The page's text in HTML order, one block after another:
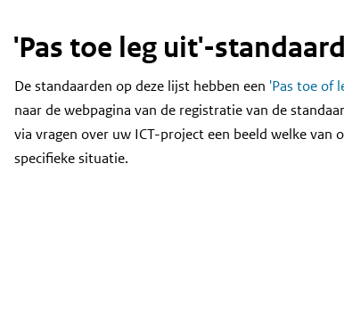
'Pas toe leg uit'-
Content
De standaarden op deze lijst hebben een 'Pas toe of
naar de webpagina van de registratie van de
via vragen over uw ICT-project een beeld welke
specifieke situatie.